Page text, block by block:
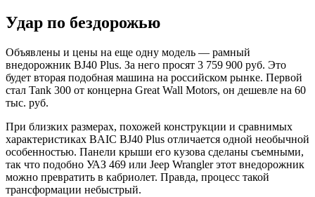
Удар по бездорожью
Объявлены и цены на еще одну модель — рамный
внедорожник BJ40 Plus. За него просят 3 759 900 руб. Это
будет вторая подобная машина на российском рынке. Первой
стал Tank 300 от концерна Great Wall Motors, он дешевле на 60
тыс. руб.
При близких размерах, похожей конструкции и сравнимых
характеристиках BAIC BJ40 Plus отличается одной необычной
особенностью. Панели крыши его кузова сделаны съемными,
так что подобно УАЗ 469 или Jeep Wrangler этот внедорожник
можно превратить в кабриолет. Правда, процесс такой
трансформации небыстрый.